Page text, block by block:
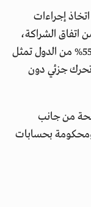
اتخاذ إجراءات
اتفاق الشراكة،
عبر آلية "الأغلبية المؤهلة" التي تتطلب تأييد 55% من الدول تمثل
تحرك جزئي دون
من جانب
ومحكومة بحسابات